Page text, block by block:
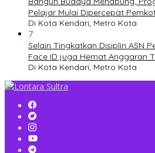
Pelajar Mulai Dipercepat
Di Kota Kendari, Metro Kota
7
Selain Tingkatkan Disiplin ASN
Face ID juga Hemat Anggaran
Di Kota Kendari, Metro Kota